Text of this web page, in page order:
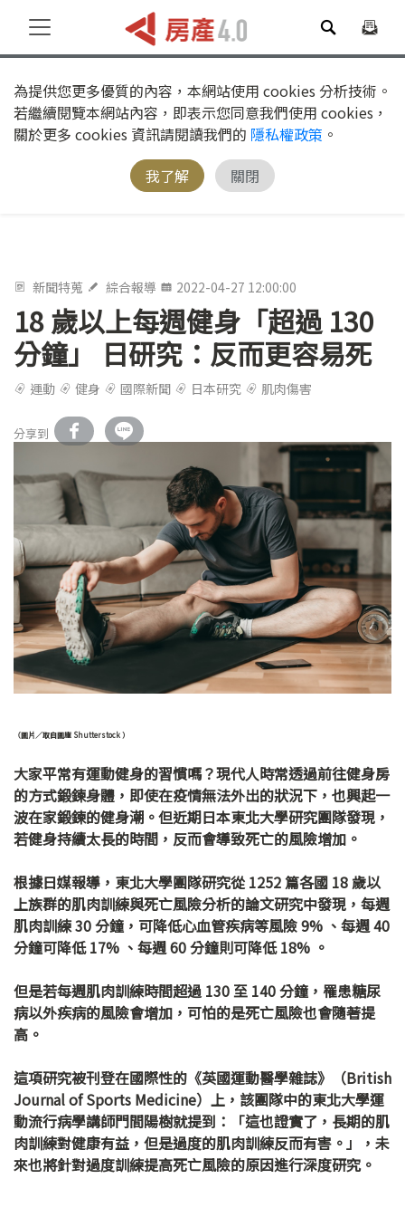
為提供您更多優質的內容，本網站使用 cookies 分析技術。
若繼續閱覽本網站內容，即表示您同意我們使用 cookies，
關於更多 cookies 資訊請閱讀我們的 隱私權政策 。
我了解
關閉
新聞特蒐 綜合報導 2022-04-27 12:00:00
18 歲以上每週健身「超過 130
分鐘」 日研究：反而更容易死
運動 健身 國際新聞 日本研究 肌肉傷害
分享到
（圖片／取自圖庫 Shutterstock ）
大家平常有運動健身的習慣嗎？現代人時常透過前往健身房
的方式鍛鍊身體，即使在疫情無法外出的狀況下，也興起一
波在家鍛鍊的健身潮。但近期日本東北大學研究團隊發現，
若健身持續太長的時間，反而會導致死亡的風險增加。
根據日媒報導，東北大學團隊研究從 1252 篇各國 18 歲以
上族群的肌肉訓練與死亡風險分析的論文研究中發現，每週
肌肉訓練 30 分鐘，可降低心血管疾病等風險 9% 、每週 40
分鐘可降低 17% 、每週 60 分鐘則可降低 18% 。
但是若每週肌肉訓練時間超過 130 至 140 分鐘，罹患糖尿
病以外疾病的風險會增加，可怕的是死亡風險也會隨著提
高。
這項研究被刊登在國際性的《英國運動醫學雜誌》（British
Journal of Sports Medicine）上，該團隊中的東北大學運
動流行病學講師門間陽樹就提到：「這也證實了，長期的肌
肉訓練對健康有益，但是過度的肌肉訓練反而有害。」，未
來也將針對過度訓練提高死亡風險的原因進行深度研究。